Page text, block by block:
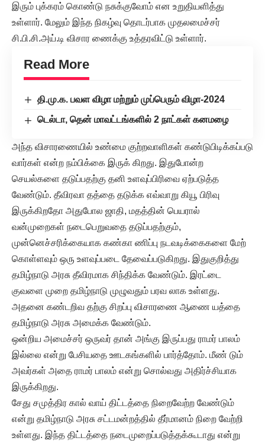
இரும் புக்கரம் கொண்டு நசுக்குவோம் என உறுதியளித்து
உள்ளார். மேலும் இந்த நிகழ்வு தொடர்பாக முதலமைச்சர்
சி.பி.சி.அய்.டி விசார ணைக்கு உத்தரவிட்டு உள்ளார்.
Read More
தி.மு.க. பவள விழா மற்றும் முப்பெரும் விழா-2024
டெல்டா, தென் மாவட்டங்களில் 2 நாட்கள் கனமழை
அந்த விசாரணையில் உண்மை குற்றவாளிகள் கண்டுபிடிக்கப்படு
வார்கள் என்ற நம்பிக்கை இருக் கிறது. இதுபோன்ற
செயல்களை தடுப்பதற்கு தனி உளவுப்பிரிவை ஏற்படுத்த
வேண்டும். தீவிரவா தத்தை தடுக்க எவ்வாறு கியூ பிரிவு
இருக்கிறதோ அதுபோல ஜாதி, மதத்தின் பெயரால்
வன்முறைகள் நடைபெறுவதை தடுப்பதற்கும்,
முன்னெச்சரிக்கையாக கண்கா ணிப்பு நடவடிக்கைகளை மேற்
கொள்ளவும் ஒரு உளவுப்படை தேவைப்படுகிறது. இதுகுறித்து
தமிழ்நாடு அரசு தீவிரமாக சிந்திக்க வேண்டும். இரட்டை
குவளை முறை தமிழ்நாடு முழுவதும் பரவ லாக உள்ளது.
அதனை கண்டறிவ தற்கு சிறப்பு விசாரணை ஆணை யத்தை
தமிழ்நாடு அரசு அமைக்க வேண்டும்.
ஒன்றிய அமைச்சர் ஒருவர் தான் அங்கு இருப்பது ராமர் பாலம்
இல்லை என்று பேசியதை ஊடகங்களில் பார்த்தோம். மீண் டும்
அவர்கள் அதை ராமர் பாலம் என்று சொல்வது அதிர்ச்சியாக
இருக்கிறது.
சேது சமுத்திர கால் வாய் திட்டத்தை நிறைவேற்ற வேண்டும்
என்று தமிழ்நாடு அரசு சட்டமன்றத்தில் தீர்மானம் நிறை வேற்றி
உள்ளது. இந்த திட்டத்தை நடைமுறைப்படுத்தக்கூடாது என்று